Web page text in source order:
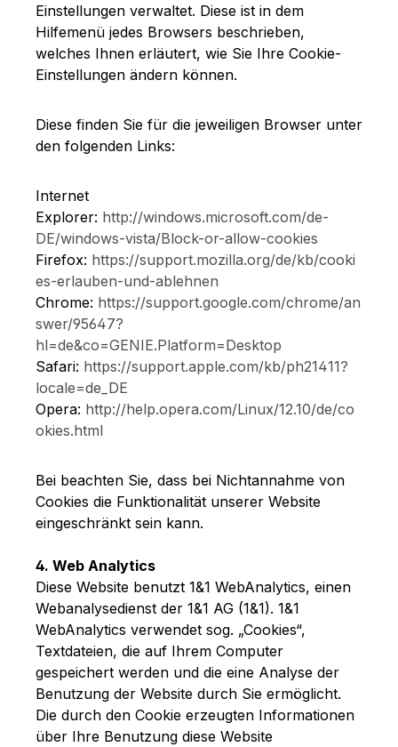
Einstellungen verwaltet. Diese ist in dem
Hilfemenü jedes Browsers beschrieben,
welches Ihnen erläutert, wie Sie Ihre Cookie-
Einstellungen ändern können.
Diese finden Sie für die jeweiligen Browser unter
den folgenden Links:
Internet
Explorer: http://windows.microsoft.com/de-
DE/windows-vista/Block-or-allow-cookies
Firefox: https://support.mozilla.org/de/kb/cooki
es-erlauben-und-ablehnen
Chrome: https://support.google.com/chrome/an
swer/95647?
hl=de&co=GENIE.Platform=Desktop
Safari: https://support.apple.com/kb/ph21411?
locale=de_DE
Opera: http://help.opera.com/Linux/12.10/de/co
okies.html
Bei beachten Sie, dass bei Nichtannahme von
Cookies die Funktionalität unserer Website
eingeschränkt sein kann.
4. Web Analytics
Diese Website benutzt 1&1 WebAnalytics, einen
Webanalysedienst der 1&1 AG (1&1). 1&1
WebAnalytics verwendet sog. „Cookies“,
Textdateien, die auf Ihrem Computer
gespeichert werden und die eine Analyse der
Benutzung der Website durch Sie ermöglicht.
Die durch den Cookie erzeugten Informationen
über Ihre Benutzung diese Website